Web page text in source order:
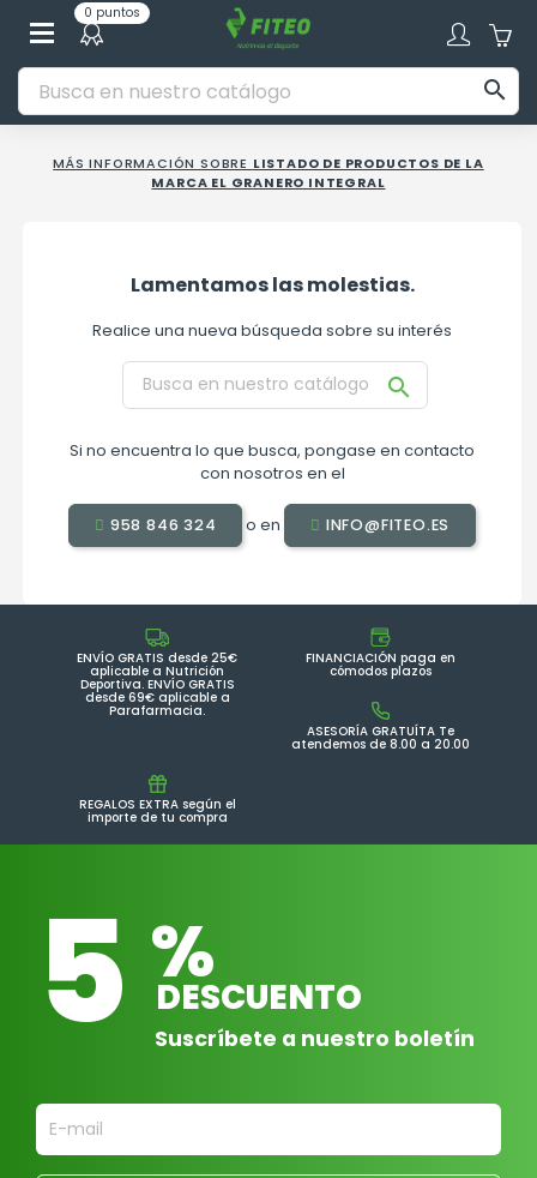
0 puntos

MÁS INFORMACIÓN SOBRE LISTADO DE PRODUCTOS DE LA
MARCA EL GRANERO INTEGRAL
Lamentamos las molestias.
Realice una nueva búsqueda sobre su interés

Si no encuentra lo que busca, pongase en contacto
con nosotros en el
958 846 324 o en INFO@FITEO.ES
ENVÍO GRATIS desde 25€
aplicable a Nutrición
Deportiva. ENVÍO GRATIS
desde 69€ aplicable a
Parafarmacia.
FINANCIACIÓN paga en
cómodos plazos
ASESORÍA GRATUÍTA Te
atendemos de 8.00 a 20.00
REGALOS EXTRA según el
importe de tu compra
5 %
DESCUENTO
Suscríbete a nuestro boletín